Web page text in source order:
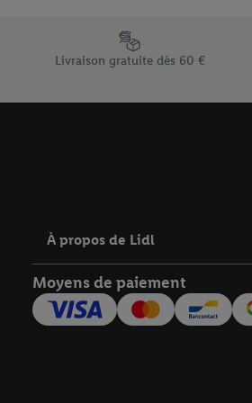
Élément du pied de page avec les
Livraison gratuite dès 60 €
À propos de Lidl
Moyens de paiement